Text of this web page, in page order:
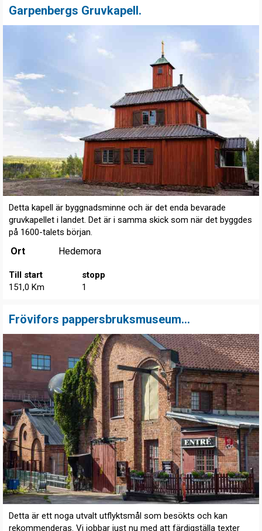
Garpenbergs Gruvkapell.
Detta kapell är byggnadsminne och är det enda bevarade
gruvkapellet i landet. Det är i samma skick som när det byggdes
på 1600-talets början.
Ort Hedemora
Till start
151,0 Km
stopp
1
Frövifors pappersbruksmuseum...
Detta är ett noga utvalt utflyktsmål som besökts och kan
rekommenderas. Vi jobbar just nu med att färdigställa texter